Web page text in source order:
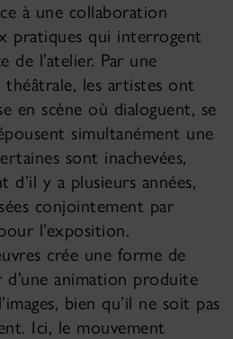
à une collaboration
pratiques qui interrogent
de l’atelier. Par une
les artistes ont
en scène où dialoguent, se
simultanément une
sont inachevées,
d’il y a plusieurs années,
conjointement par
l’exposition.
crée une forme de
d’une animation produite
bien qu’il ne soit pas
Ici, le mouvement